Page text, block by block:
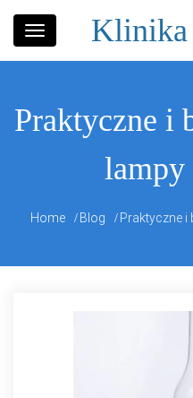
Skip
content
Praktyczne i
lampy
Home Blog Praktyczne